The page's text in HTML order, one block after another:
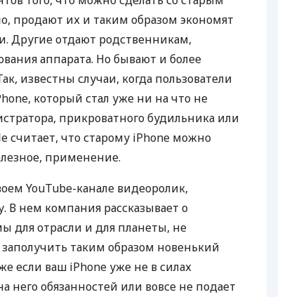
ЕЖЕМЕСЯЧНЫЙ ОБЗОР
КЕШБЭКА
ПУТЕВОДИТЕЛИ ПО
БАНКОВСКИМ КАРТАМ
продают их и таким образом экономят
Другие отдают родственникам,
аппарата. Но бывают и более
известны случаи, когда пользователи
который стал уже ни на что не
прикроватного будильника или
считает, что старому iPhone можно
применение.
YouTube-канале видеоролик,
нем компания рассказывает о
для отрасли и для планеты, не
таким образом новенький
если ваш iPhone уже не в силах
него обязанностей или вовсе не подает